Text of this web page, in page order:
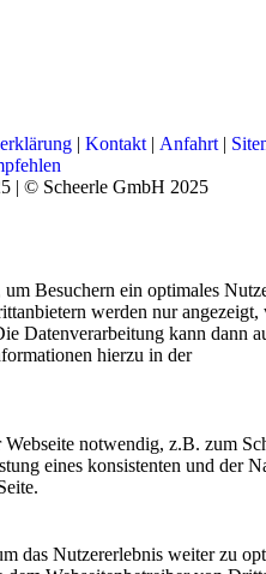
| Kontakt | Anfahrt |
| © Scheerle GmbH 2025
Besuchern ein optimales
werden nur angezeigt,
Datenverarbeitung kann dann
hierzu in der
notwendig, z.B. zum
eines konsistenten und der
das Nutzererlebnis weiter zu